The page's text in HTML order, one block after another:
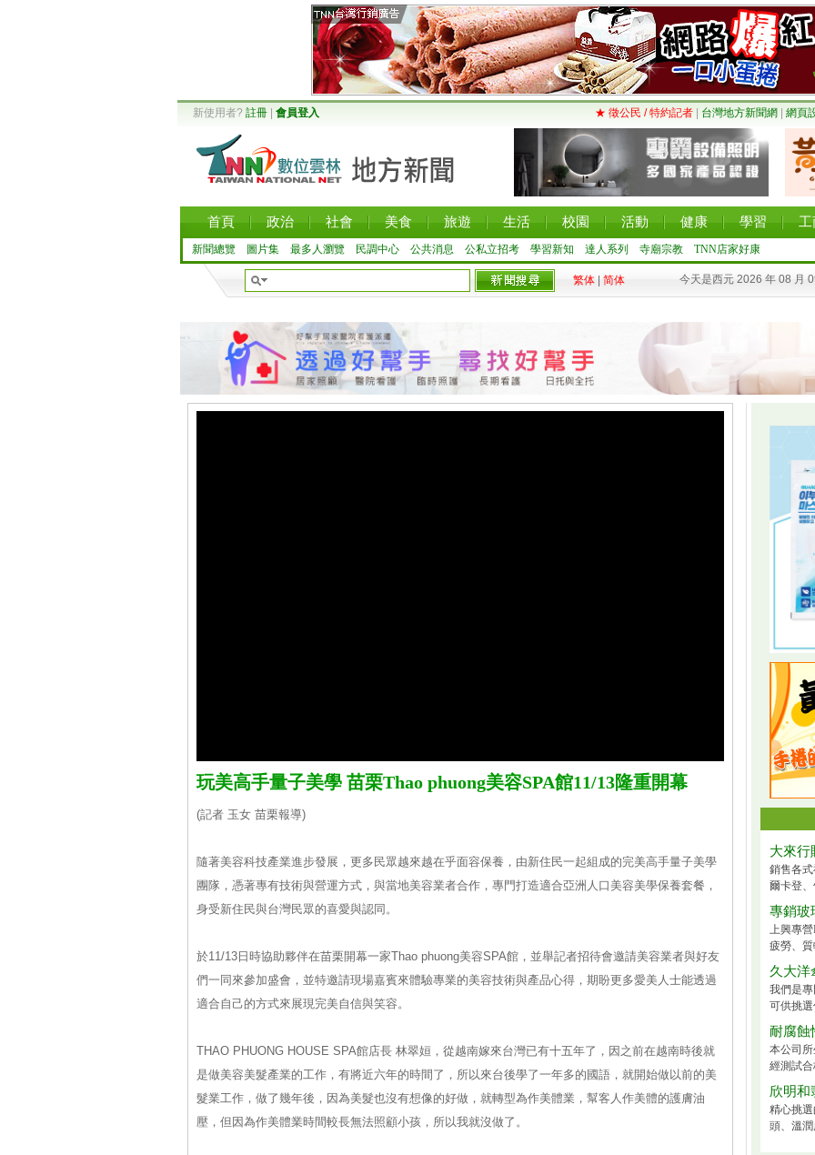
新使用者? 註冊 會員登入 ★ 徵公民 / 特約記者 台灣地方新聞網 網頁
首頁 政治 社會 美食 旅遊 生活 校園 活動 健康 學習 工
新聞總覽 圖片集 最多人瀏覽 民調中心 公共消息 公私立招考 學習新知 達人系列 寺廟宗教 TNN店家好康
繁体 简体 今天是西元 2026 年 08 月
玩美高手量子美學 苗栗Thao phuong美容SPA館11/13隆重開幕
(記者 玉女 苗栗報導)
隨著美容科技產業進步發展，更多民眾越來越在乎面容保養，由新住民一起組成的完美高手量子美學
團隊，憑著專有技術與營運方式，與當地美容業者合作，專門打造適合亞洲人口美容美學保養套餐，
身受新住民與台灣民眾的喜愛與認同。
於11/13日時協助夥伴在苗栗開幕一家Thao phuong美容SPA館，並舉記者招待會邀請美容業者與好友
們一同來參加盛會，並特邀請現場嘉賓來體驗專業的美容技術與產品心得，期盼更多愛美人士能透過
適合自己的方式來展現完美自信與笑容。
THAO PHUONG HOUSE SPA館店長 林翠姮，從越南嫁來台灣已有十五年了，因之前在越南時後就
是做美容美髮產業的工作，有將近六年的時間了，所以來台後學了一年多的國語，就開始做以前的美
髮業工作，做了幾年後，因為美髮也沒有想像的好做，就轉型為作美體業，幫客人作美體的護膚油
壓，但因為作美體業時間較長無法照顧小孩，所以我就沒做了。
大來行
銷售各
爾卡登
專銷玻
上興專
疲勞、
久大洋
我們是
可供挑
耐腐蝕
本公司
經測試
欣明和
精心挑
頭、溫